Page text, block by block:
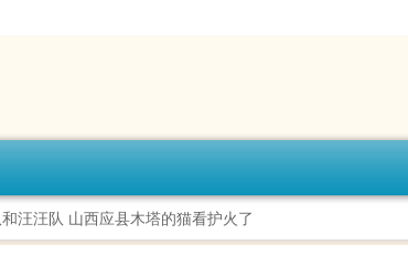
汪汪队 山西应县木塔的猫看护火了